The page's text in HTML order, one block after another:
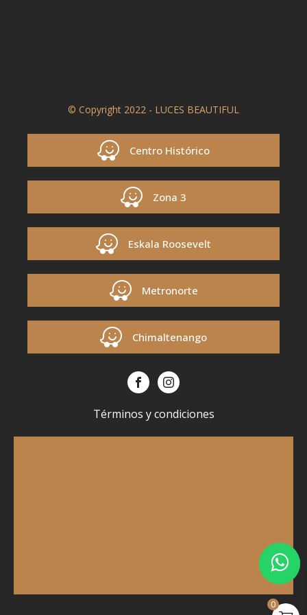
© Copyright 2022 - LUCES BEAUTIFUL
Centro Histórico
Zona 3
Eskala Roosevelt
Metronorte
Chimaltenango
Términos y condiciones
0